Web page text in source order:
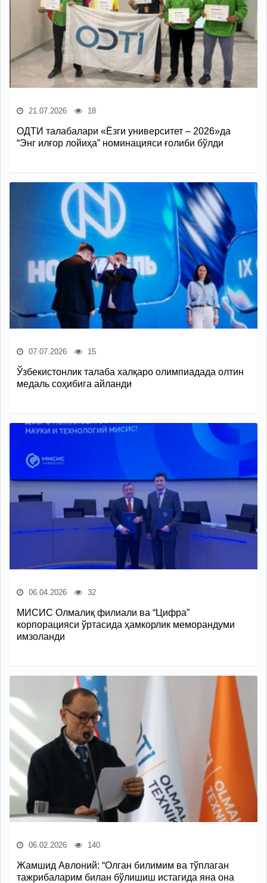
21.07.2026 18
ОДТИ талабалари «Ёзги университет – 2026»да
“Энг илғор лойиҳа” номинацияси ғолиби бўлди
07.07.2026 15
Ўзбекистонлик талаба халқаро олимпиадада олтин
медаль соҳибига айланди
06.04.2026 32
МИСИС Олмалиқ филиали ва “Цифра”
корпорацияси ўртасида ҳамкорлик меморандуми
имзоланди
06.02.2026 140
Жамшид Авлоний: “Олган билимим ва тўплаган
тажрибаларим билан бўлишиш истагида яна она